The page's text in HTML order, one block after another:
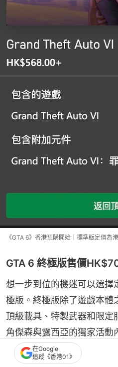
《GTA 6》香港預購開始｜標準版定價為
GTA 6 終極版售價
想一步到位的機迷可以選
極版。終極版除了遊戲本體
頂級載具、特製武器和限定
角傑森與露西亞的獨家活動
意。
在Google
追蹤《香港01》